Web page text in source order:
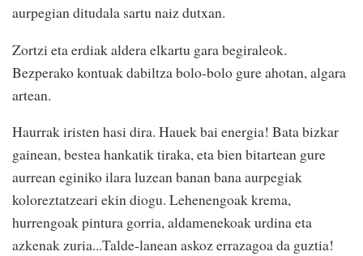
aurpegian ditudala sartu naiz dutxan.
Zortzi eta erdiak aldera elkartu gara begiraleok.
Bezperako kontuak dabiltza bolo-bolo gure ahotan, algara
artean.
Haurrak iristen hasi dira. Hauek bai energia! Bata bizkar
gainean, bestea hankatik tiraka, eta bien bitartean gure
aurrean eginiko ilara luzean banan bana aurpegiak
koloreztatzeari ekin diogu. Lehenengoak krema,
hurrengoak pintura gorria, aldamenekoak urdina eta
azkenak zuria...Talde-lanean askoz errazagoa da guztia!